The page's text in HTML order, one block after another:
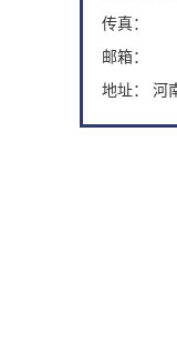
传真：
邮箱：
地址： 河